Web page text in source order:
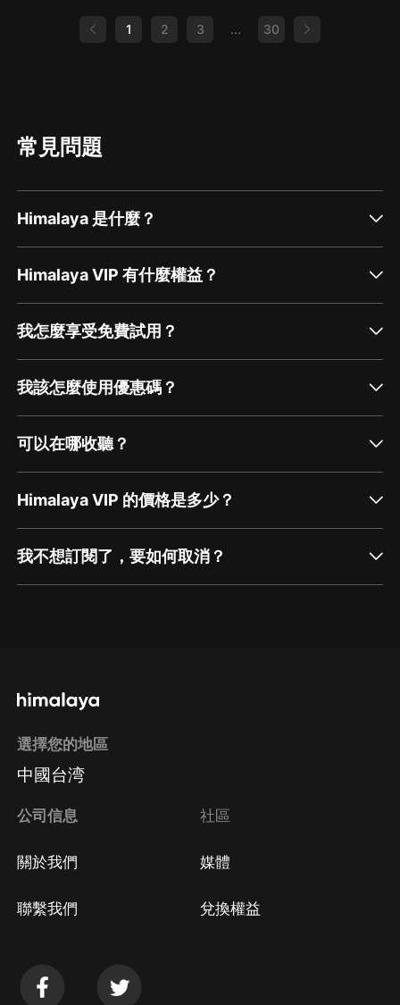
1 2 3 ... 30
常見問題
Himalaya 是什麼？
Himalaya VIP 有什麼權益？
我怎麼享受免費試用？
我該怎麼使用優惠碼？
可以在哪收聽？
Himalaya VIP 的價格是多少？
我不想訂閱了，要如何取消？
方法 Google Play取消訂閱方法
選擇您的地區
中國台湾
公司信息
關於我們
聯繫我們
社區
媒體
兌換權益